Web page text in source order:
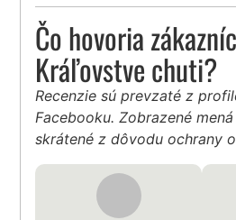
Čo hovoria
Kráľovstve chuti?
Recenzie sú prevzaté z
Facebooku. Zobrazené
skrátené z dôvodu ochrany